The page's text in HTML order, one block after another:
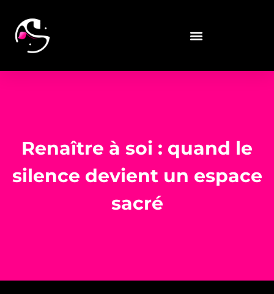
Renaître à soi : quand le
silence devient un espace
sacré